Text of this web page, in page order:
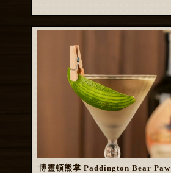
博靈頓熊掌 Paddington Bear Paw